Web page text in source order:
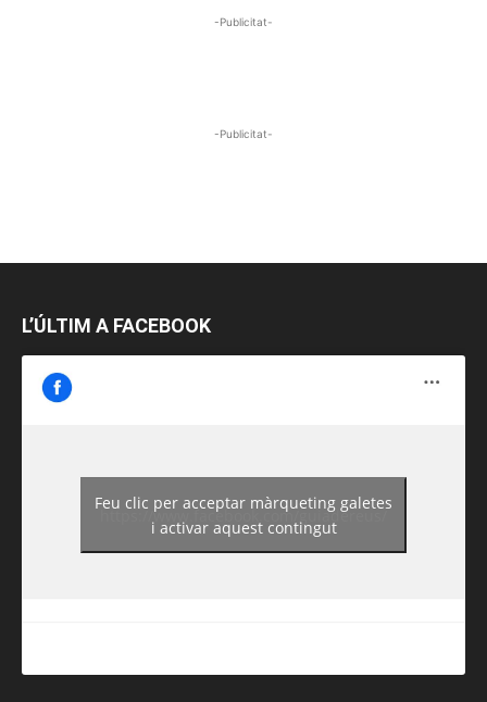
-Publicitat-
-Publicitat-
L’ÚLTIM A FACEBOOK
https://www.facebook.com/guiadereus/
Feu clic per acceptar màrqueting galetes
i activar aquest contingut